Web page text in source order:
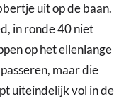
uit op de baan.
in ronde 40 niet
op het ellenlange
maar die
uiteindelijk vol in de